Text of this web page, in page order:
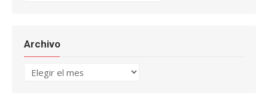
Archivo
Archivo